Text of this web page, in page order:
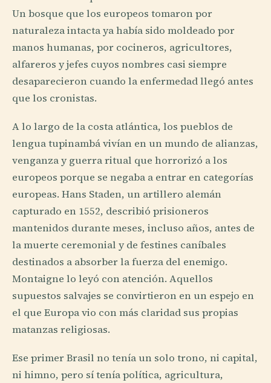
Un bosque que los europeos tomaron por
naturaleza intacta ya había sido moldeado por
manos humanas, por cocineros, agricultores,
alfareros y jefes cuyos nombres casi siempre
desaparecieron cuando la enfermedad llegó antes
que los cronistas.
A lo largo de la costa atlántica, los pueblos de
lengua tupinambá vivían en un mundo de alianzas,
venganza y guerra ritual que horrorizó a los
europeos porque se negaba a entrar en categorías
europeas. Hans Staden, un artillero alemán
capturado en 1552, describió prisioneros
mantenidos durante meses, incluso años, antes de
la muerte ceremonial y de festines caníbales
destinados a absorber la fuerza del enemigo.
Montaigne lo leyó con atención. Aquellos
supuestos salvajes se convirtieron en un espejo en
el que Europa vio con más claridad sus propias
matanzas religiosas.
Ese primer Brasil no tenía un solo trono, ni capital,
ni himno, pero sí tenía política, agricultura,